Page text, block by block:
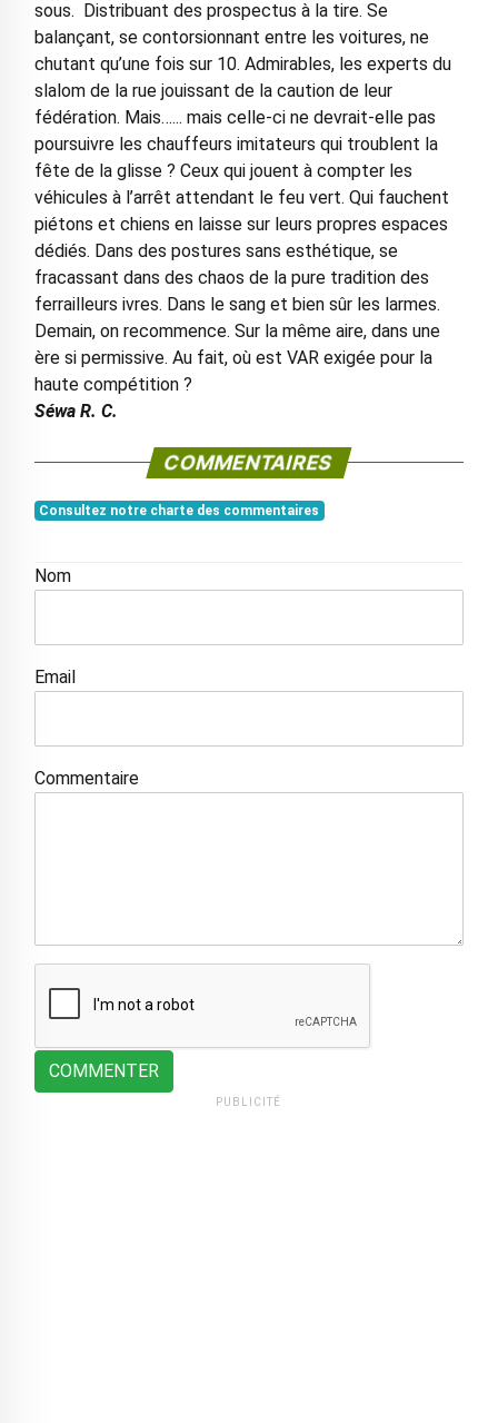
sous. Distribuant des prospectus à la tire. Se
balançant, se contorsionnant entre les voitures, ne
chutant qu’une fois sur 10. Admirables, les experts du
slalom de la rue jouissant de la caution de leur
fédération. Mais…... mais celle-ci ne devrait-elle pas
poursuivre les chauffeurs imitateurs qui troublent la
fête de la glisse ? Ceux qui jouent à compter les
véhicules à l’arrêt attendant le feu vert. Qui fauchent
piétons et chiens en laisse sur leurs propres espaces
dédiés. Dans des postures sans esthétique, se
fracassant dans des chaos de la pure tradition des
ferrailleurs ivres. Dans le sang et bien sûr les larmes.
Demain, on recommence. Sur la même aire, dans une
ère si permissive. Au fait, où est VAR exigée pour la
haute compétition ?
Séwa R. C.
COMMENTAIRES
Consultez notre charte des commentaires
Nom
Email
Commentaire
COMMENTER
PUBLICITÉ